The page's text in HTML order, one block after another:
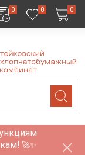
0 0 0
🚀✨